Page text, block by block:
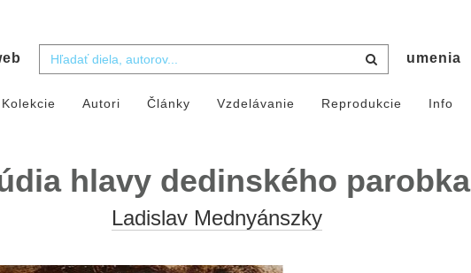
umenia
Kolekcie Autori Články Vzdelávanie Reprodukcie Info
hlavy dedinského parobka
Ladislav Mednyánszky